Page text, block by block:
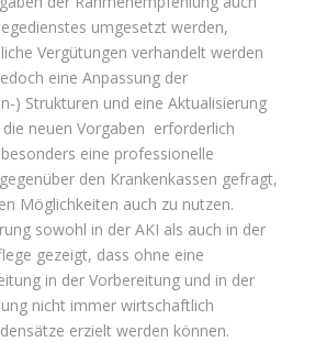
umgesetzt werden,
Vergütungen verhandelt werden
eine Anpassung der
) Strukturen und eine Aktualisierung
neuen Vorgaben erforderlich
eine professionelle
den Krankenkassen gefragt,
Möglichkeiten auch zu nutzen.
sowohl in der AKI als auch in der
gezeigt, dass ohne eine
in der Vorbereitung und in der
nicht immer wirtschaftlich
erzielt werden können.